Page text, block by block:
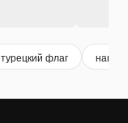
турецкий флаг